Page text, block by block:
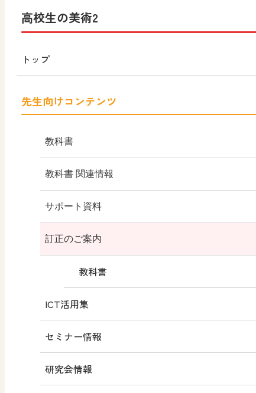
高校生の美術1
高校美術
（平成29年度版）
高校生の美術2
（令和5年度版）
高校生の美術2
（平成30年度版）
高校生の美術3
（令和6年度版）
高校生の美術3
（平成31年度版）
高校生の美術2
トップ
先生向けコンテンツ
教科書
教科書のご案内
教科書のポイント
動画
目次
内容解説資料
内容解説資料（別冊）
教科書検討の観点からみた特色
教科書 関連情報
教授資料
学習者用デジタル教科書
教科書QRコンテンツ
学習指導要領 新旧対照表
サポート資料
題材の目標と評価規準（例）
訂正のご案内
教科書
ICT活用集
セミナー情報
研究会情報